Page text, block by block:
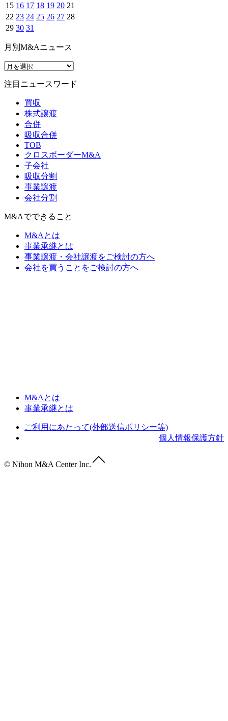
15 16 17 18 19 20 21
22 23 24 25 26 27 28
29 30 31
月別M&Aニュース
注目ニュースワード
買収
株式譲渡
合併
吸収合併
TOB
クロスボーダーM&A
子会社
吸収分割
事業譲渡
会社分割
M&Aでできること
M&Aとは
事業承継とは
事業譲渡・会社譲渡をご検討の方へ
会社を買うことをご検討の方へ
M&Aとは
事業承継とは
ご利用にあたって(外部送信ポリシー等)
個人情報保護方針
© Nihon M&A Center Inc.